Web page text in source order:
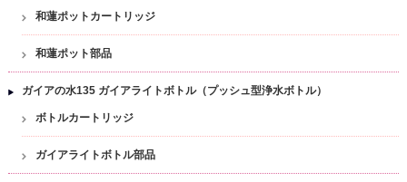
和蓮ポットカートリッジ
和蓮ポット部品
ガイアの水135 ガイアライトボトル（プッシュ型浄水ボトル）
ボトルカートリッジ
ガイアライトボトル部品